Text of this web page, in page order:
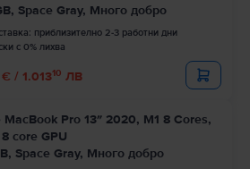
Space Gray, Много добро
приблизително 2-3 работни дни
с 0% лихва
€ / 1.01310 ЛВ
Pro 13″ 2020, M1 8 Cores,
core GPU
Space Gray, Много добро